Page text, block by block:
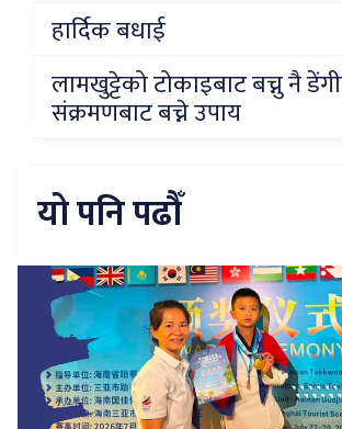
हार्दिक बधाई
लामखुट्टेको टोकाइबाट बच्नु नै
संक्रमणबाट बच्ने उपाय
यो पनि पढौँ